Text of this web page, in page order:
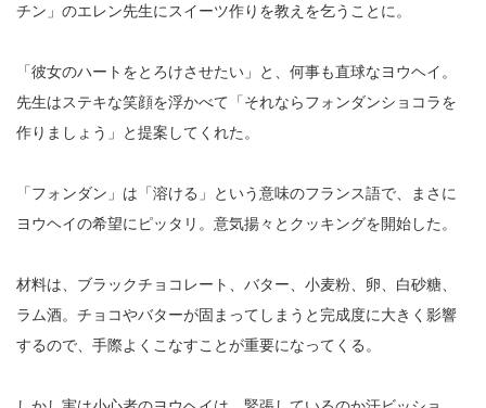
チン」のエレン先生にスイーツ作りを教えを乞うことに。
「彼女のハートをとろけさせたい」と、何事も直球なヨウヘイ。
先生はステキな笑顔を浮かべて「それならフォンダンショコラを
作りましょう」と提案してくれた。
「フォンダン」は「溶ける」という意味のフランス語で、まさに
ヨウヘイの希望にピッタリ。意気揚々とクッキングを開始した。
材料は、ブラックチョコレート、バター、小麦粉、卵、白砂糖、
ラム酒。チョコやバターが固まってしまうと完成度に大きく影響
するので、手際よくこなすことが重要になってくる。